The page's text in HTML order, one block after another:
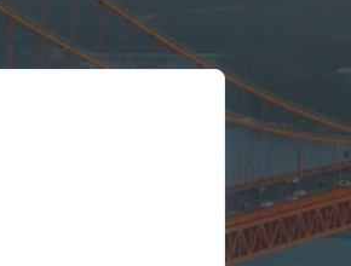
diagonal de mes de 2